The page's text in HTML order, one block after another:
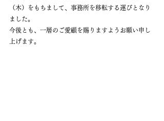
（木）をもちまして、事務所を移転する運びとなり
ました。
今後とも、一層のご愛顧を賜りますようお願い申し
上げます。